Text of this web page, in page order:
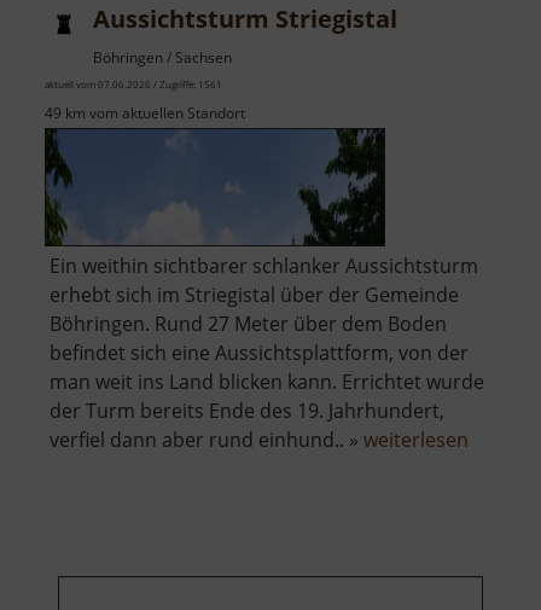
Aussichtsturm Striegistal
Böhringen / Sachsen
aktuell vom 07.06.2026 / Zugriffe: 1561
49 km vom aktuellen Standort
Ein weithin sichtbarer schlanker Aussichtsturm
erhebt sich im Striegistal über der Gemeinde
Böhringen. Rund 27 Meter über dem Boden
befindet sich eine Aussichtsplattform, von der
man weit ins Land blicken kann. Errichtet wurde
der Turm bereits Ende des 19. Jahrhundert,
verfiel dann aber rund einhund.. » weiterlesen